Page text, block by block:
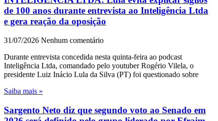
de 100 anos durante entrevista ao Inteligência Ltda
e gera reação da oposição
31/07/2026 Nenhum comentário
Durante entrevista concedida nesta quinta-feira ao podcast
Inteligência Ltda, comandado pelo youtuber Rogério Vilela, o
presidente Luiz Inácio Lula da Silva (PT) foi questionado sobre
Saiba mais »
Sargento Neto diz que segundo voto ao Senado em